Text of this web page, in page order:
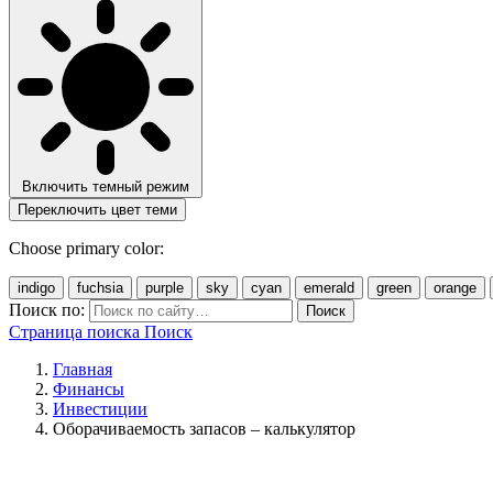
Включить темный режим
Переключить цвет теми
Choose primary color:
indigo fuchsia purple sky cyan emerald green orange
Поиск по: Поиск
Страница поиска Поиск
Главная
Финансы
Инвестиции
Оборачиваемость запасов – калькулятор